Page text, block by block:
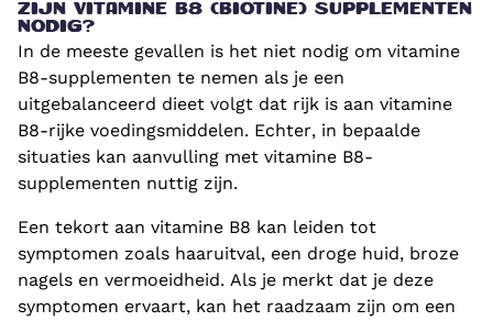
ZIJN VITAMINE B8 (BIOTINE) SUPPLEMENTEN
NODIG?
In de meeste gevallen is het niet nodig om vitamine
B8-supplementen te nemen als je een
uitgebalanceerd dieet volgt dat rijk is aan vitamine
B8-rijke voedingsmiddelen. Echter, in bepaalde
situaties kan aanvulling met vitamine B8-
supplementen nuttig zijn.
Een tekort aan vitamine B8 kan leiden tot
symptomen zoals haaruitval, een droge huid, broze
nagels en vermoeidheid. Als je merkt dat je deze
symptomen ervaart, kan het raadzaam zijn om een